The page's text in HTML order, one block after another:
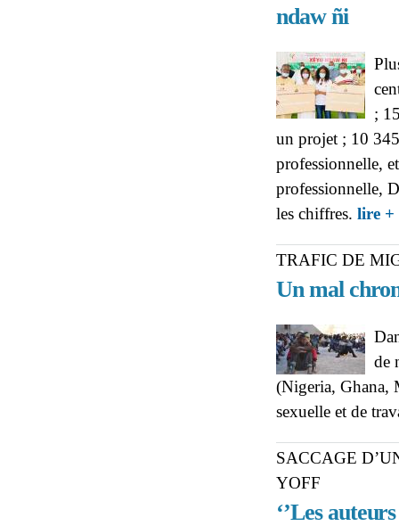
ndaw ñi
;
un projet ; 10
professionnelle,
professionnelle,
les chiffres. lire +
TRAFIC DE
Un mal
de
(Nigeria, Ghana,
sexuelle et de
SACCAGE
YOFF
‘’Les